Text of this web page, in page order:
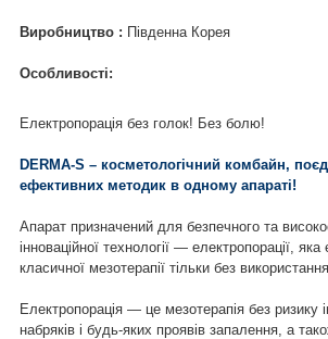
Виробництво : Південна Корея
Особливості:
Електропорація без голок! Без болю!
DERMA-S – косметологічний комбайн,
ефективних методик в одному апараті!
Апарат призначений для безпечного та
інноваційної технології — електропорації,
класичної мезотерапії тільки без
Електропорація — це мезотерапія без ризику
набряків і будь-яких проявів запалення, а